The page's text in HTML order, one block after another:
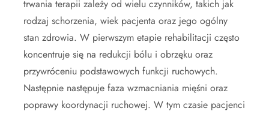
trwania terapii zależy od wielu czynników, takich jak
rodzaj schorzenia, wiek pacjenta oraz jego ogólny
stan zdrowia. W pierwszym etapie rehabilitacji często
koncentruje się na redukcji bólu i obrzęku oraz
przywróceniu podstawowych funkcji ruchowych.
Następnie następuje faza wzmacniania mięśni oraz
poprawy koordynacji ruchowej. W tym czasie pacjenci